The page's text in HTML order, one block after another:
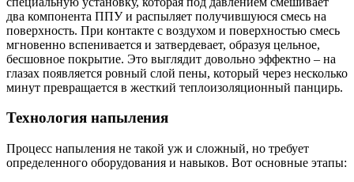
два компонента ППУ и распыляет получившуюся смесь на
поверхность. При контакте с воздухом и поверхностью смесь
мгновенно вспенивается и затвердевает, образуя цельное,
бесшовное покрытие. Это выглядит довольно эффектно – на
глазах появляется ровный слой пены, который через несколько
минут превращается в жесткий теплоизоляционный панцирь.
Технология напыления
Процесс напыления не такой уж и сложный, но требует
определенного оборудования и навыков. Вот основные этапы: